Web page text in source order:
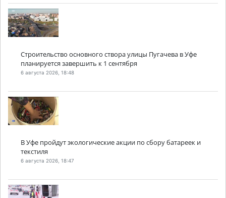
Строительство основного створа улицы Пугачева в Уфе
планируется завершить к 1 сентября
6 августа 2026, 18:48
В Уфе пройдут экологические акции по сбору батареек и
текстиля
6 августа 2026, 18:47